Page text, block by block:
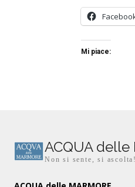
Mi piace:
ACQUA delle
Non si sente, si ascolta!